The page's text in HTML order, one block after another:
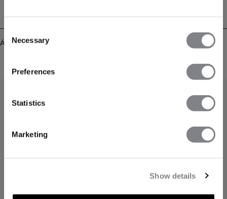
Consent
Selection
Necessary
Preferences
Statistics
Marketing
Show details
Ähnliche Produkte